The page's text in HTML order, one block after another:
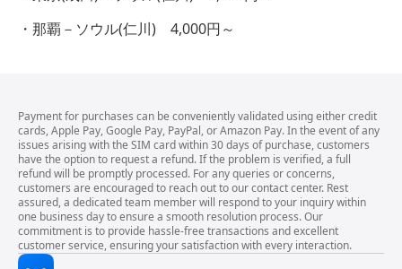
・那覇－ソウル(仁川) 4,000円～
Payment for purchases can be conveniently validated using either credit
cards, Apple Pay, Google Pay, PayPal, or Amazon Pay. In the event of any
issues arising with the SIM card within 30 days of purchase, customers
have the option to request a refund. If the problem is verified, a full
refund will be promptly processed. For any queries or concerns,
customers are encouraged to reach out to our contact center. Rest
assured, a dedicated team member will respond to your inquiry within
one business day to ensure a smooth resolution process. Our
commitment is to provide hassle-free transactions and excellent
customer service, ensuring your satisfaction with every interaction.